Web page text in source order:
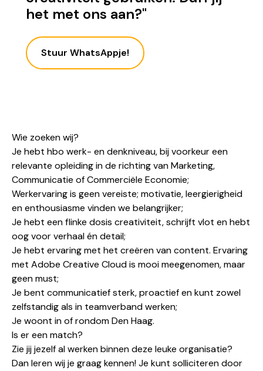
het met ons aan?"
Stuur WhatsAppje!
Wie zoeken wij?
Je hebt hbo werk- en denkniveau, bij voorkeur een
relevante opleiding in de richting van Marketing,
Communicatie of Commerciële Economie;
Werkervaring is geen vereiste; motivatie, leergierigheid
en enthousiasme vinden we belangrijker;
Je hebt een flinke dosis creativiteit, schrijft vlot en hebt
oog voor verhaal én detail;
Je hebt ervaring met het creëren van content. Ervaring
met Adobe Creative Cloud is mooi meegenomen, maar
geen must;
Je bent communicatief sterk, proactief en kunt zowel
zelfstandig als in teamverband werken;
Je woont in of rondom Den Haag.
Is er een match?
Zie jij jezelf al werken binnen deze leuke organisatie?
Dan leren wij je graag kennen! Je kunt solliciteren door